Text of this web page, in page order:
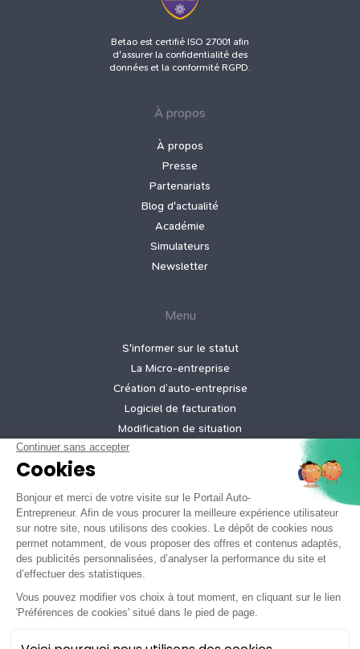
Betao est certifié ISO 27001 afin
d'assurer la confidentialité des
données et la conformité RGPD.
À propos
À propos
Presse
Partenariats
Blog d'actualité
Académie
Simulateurs
Newsletter
Menu
S'informer sur le statut
La Micro‑entreprise
Création d’auto‑entreprise
Logiciel de facturation
Modification de situation
Création micro-entreprise gratuite
Informations légales
Mentions légales
Politique de confidentialité
Conditions générales d'utilisation